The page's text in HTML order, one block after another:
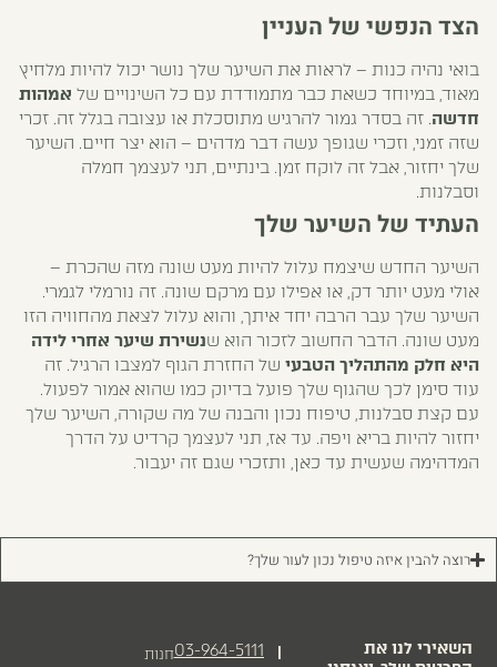
הצד הנפשי של העניין
בואי נהיה כנות – לראות את השיער שלך נושר יכול להיות מלחיץ
מאוד, במיוחד כשאת כבר מתמודדת עם כל השינויים של אמהות
חדשה. זה בסדר גמור להרגיש מתוסכלת או עצובה בגלל זה. זכרי
שזה זמני, וזכרי שגופך עשה דבר מדהים – הוא יצר חיים. השיער
שלך יחזור, אבל זה לוקח זמן. בינתיים, תני לעצמך חמלה
וסבלנות.
העתיד של השיער שלך
השיער החדש שיצמח עלול להיות מעט שונה מזה שהכרת –
אולי מעט יותר דק, או אפילו עם מרקם שונה. זה נורמלי לגמרי.
השיער שלך עבר הרבה יחד איתך, והוא עלול לצאת מהחוויה הזו
מעט שונה. הדבר החשוב לזכור הוא שנשירת שיער אחרי לידה
היא חלק מהתהליך הטבעי של החזרת הגוף למצבו הרגיל. זה
עוד סימן לכך שהגוף שלך פועל בדיוק כמו שהוא אמור לפעול.
עם קצת סבלנות, טיפוח נכון והבנה של מה שקורה, השיער שלך
יחזור להיות בריא ויפה. עד אז, תני לעצמך קרדיט על הדרך
המדהימה שעשית עד כאן, ותזכרי שגם זה יעבור.
רוצה להבין איזה טיפול נכון לעור שלך?
03-964-5111 |
חנות
השאירי לנו את